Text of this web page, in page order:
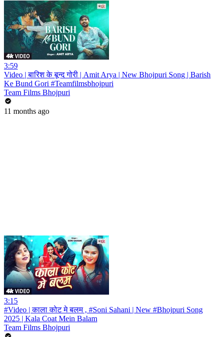
3:59
Video | बारिश के बून्द गोरी | Amit Arya | New Bhojpuri Song | Barish
Ke Bund Gori #Teamfilmsbhojpuri
Team Films Bhojpuri
11 months ago
3:15
#Video | काला कोट मे बलम , #Soni Sahani | New #Bhojpuri Song
2025 | Kala Coat Mein Balam
Team Films Bhojpuri